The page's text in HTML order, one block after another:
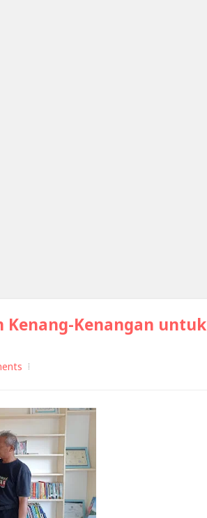
Kenang-Kenangan untuk